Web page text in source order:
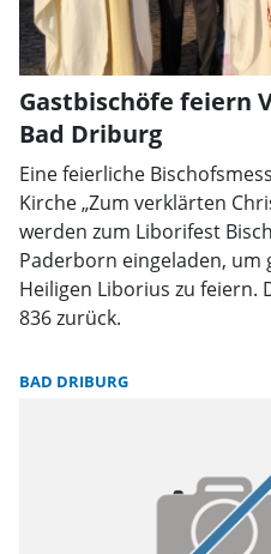
Gastbischöfe feiern
Bad Driburg
Eine feierliche
Kirche „Zum verklärten
werden zum Liborifest
Paderborn eingeladen, um
Heiligen Liborius zu feiern.
836 zurück.
BAD DRIBURG